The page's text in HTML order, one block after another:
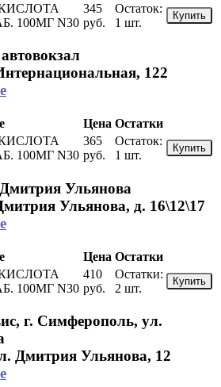
100МГ N30
345
руб.
Остаток:
1 шт.
Купить
122
Цена Остатки
100МГ N30
365
руб.
Остаток:
1 шт.
Купить
Ульянова
Ульянова, д. 16\12\17
Цена Остатки
100МГ N30
410
руб.
Остатки:
2 шт.
Купить
г. Симферополь, ул.
Дмитрия Ульянова, 12